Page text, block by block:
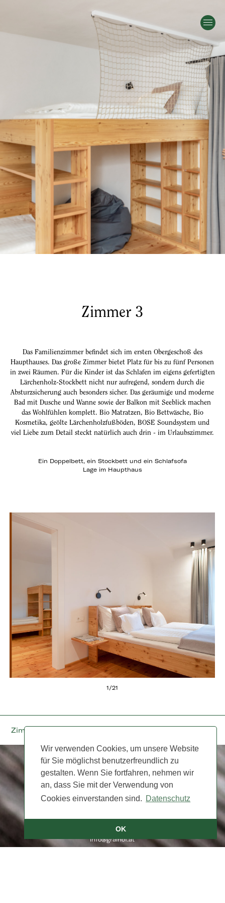
Wir verwenden Cookies, um unsere Website
für Sie möglichst benutzerfreundlich zu
gestalten. Wenn Sie fortfahren, nehmen wir
an, dass Sie mit der Verwendung von
Cookies einverstanden sind. Datenschutz
OK
Zimmer 3
Das Familienzimmer befindet sich im ersten Obergeschoß des
Haupthauses. Das große Zimmer bietet Platz für bis zu fünf Personen
in zwei Räumen. Für die Kinder ist das Schlafen im eigens gefertigten
Lärchenholz-Stockbett nicht nur aufregend, sondern durch die
Absturzsicherung auch besonders sicher. Das geräumige und moderne
Bad mit Dusche und Wanne sowie der Balkon mit Seeblick machen
das Wohlfühlen komplett. Bio Matratzen, Bio Bettwäsche, Bio
Kosmetika, geölte Lärchenholzfußböden, BOSE Soundsystem und
viel Liebe zum Detail steckt natürlich auch drin - im Urlaubszimmer.
Ein Doppelbett, ein Stockbett und ein Schlafsofa
Lage im Haupthaus
1/21
Zimmer 2
Tel. +43 4713 /2213
info@gralhof.at